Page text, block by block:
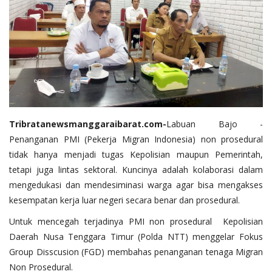
Tribratanewsmanggaraibarat.com-Labuan Bajo -
Penanganan PMI (Pekerja Migran Indonesia) non prosedural
tidak hanya menjadi tugas Kepolisian maupun Pemerintah,
tetapi juga lintas sektoral. Kuncinya adalah kolaborasi dalam
mengedukasi dan mendesiminasi warga agar bisa mengakses
kesempatan kerja luar negeri secara benar dan prosedural.
Untuk mencegah terjadinya PMI non prosedural Kepolisian
Daerah Nusa Tenggara Timur (Polda NTT) menggelar Fokus
Group Disscusion (FGD) membahas penanganan tenaga Migran
Non Prosedural.